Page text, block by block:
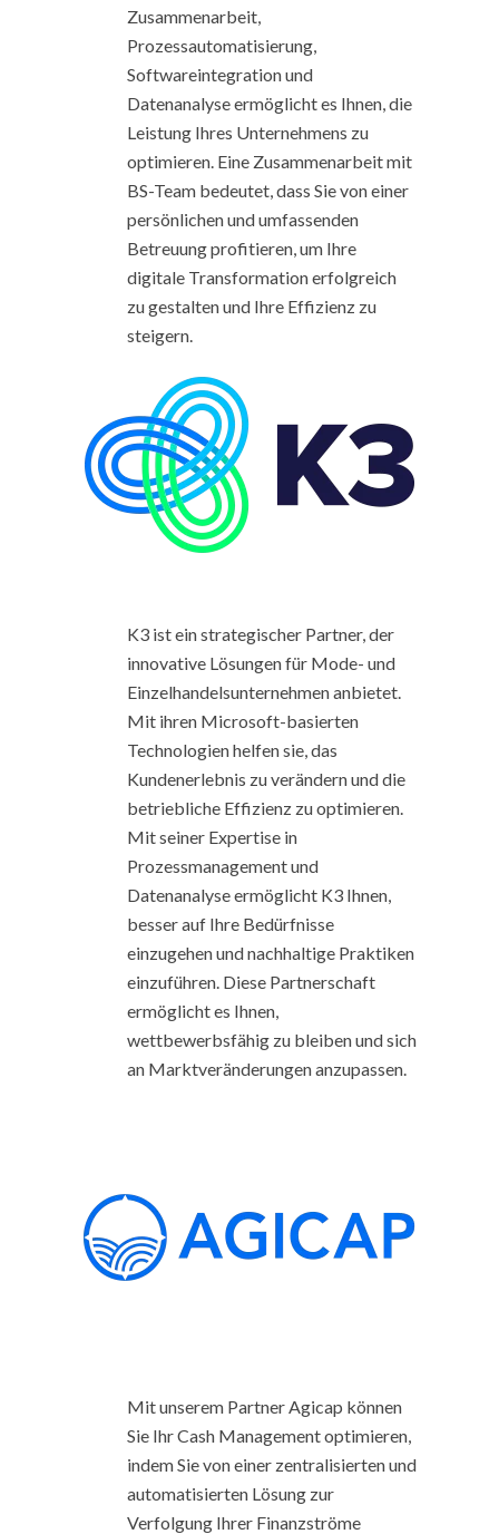
Zusammenarbeit,
Prozessautomatisierung,
Softwareintegration und
Datenanalyse ermöglicht es Ihnen, die
Leistung Ihres Unternehmens zu
optimieren. Eine Zusammenarbeit mit
BS-Team bedeutet, dass Sie von einer
persönlichen und umfassenden
Betreuung profitieren, um Ihre
digitale Transformation erfolgreich
zu gestalten und Ihre Effizienz zu
steigern.
K3 ist ein strategischer Partner, der
innovative Lösungen für Mode- und
Einzelhandelsunternehmen anbietet.
Mit ihren Microsoft-basierten
Technologien helfen sie, das
Kundenerlebnis zu verändern und die
betriebliche Effizienz zu optimieren.
Mit seiner Expertise in
Prozessmanagement und
Datenanalyse ermöglicht K3 Ihnen,
besser auf Ihre Bedürfnisse
einzugehen und nachhaltige Praktiken
einzuführen. Diese Partnerschaft
ermöglicht es Ihnen,
wettbewerbsfähig zu bleiben und sich
an Marktveränderungen anzupassen.
Mit unserem Partner Agicap können
Sie Ihr Cash Management optimieren,
indem Sie von einer zentralisierten und
automatisierten Lösung zur
Verfolgung Ihrer Finanzströme